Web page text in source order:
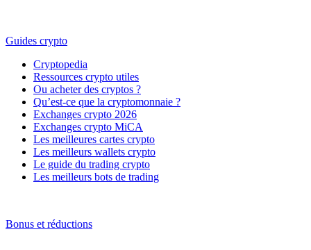
Guides crypto
Cryptopedia
Ressources crypto utiles
Ou acheter des cryptos ?
Qu’est-ce que la cryptomonnaie ?
Exchanges crypto 2026
Exchanges crypto MiCA
Les meilleures cartes crypto
Les meilleurs wallets crypto
Le guide du trading crypto
Les meilleurs bots de trading
Bonus et réductions